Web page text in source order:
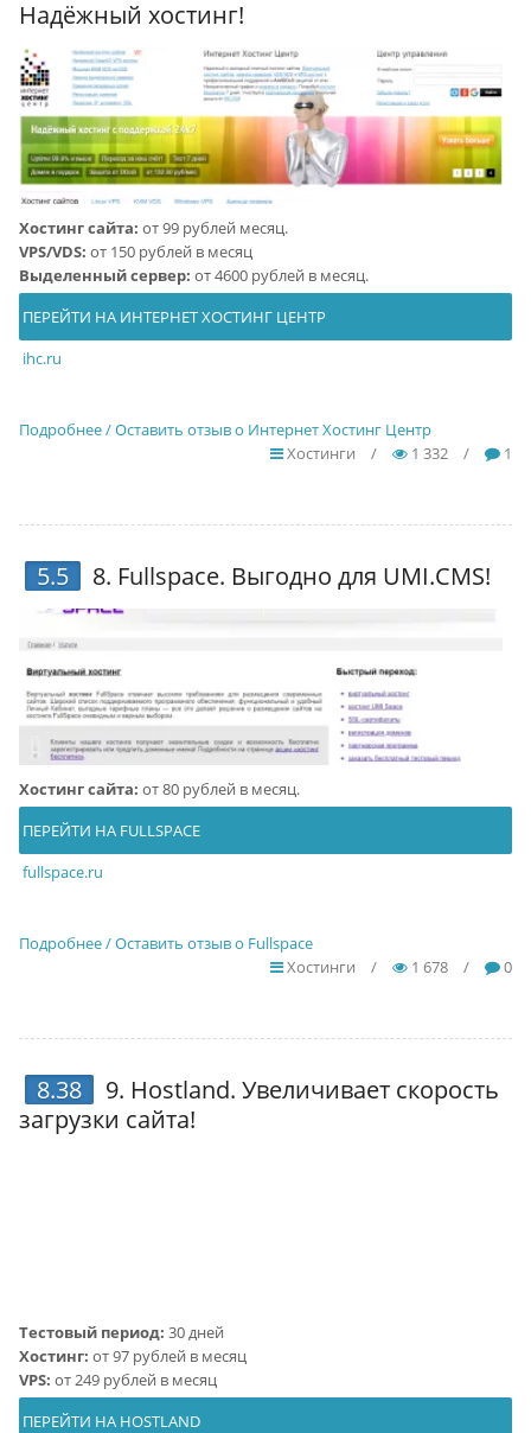
Надёжный хостинг!
Хостинг сайта: от 99 рублей месяц.
VPS/VDS: от 150 рублей в месяц
Выделенный сервер: от 4600 рублей в месяц.
ПЕРЕЙТИ НА ИНТЕРНЕТ ХОСТИНГ ЦЕНТР
ihc.ru
Подробнее / Оставить отзыв о Интернет Хостинг Центр
Хостинги
/ 1 332 / 1
5.5 8. Fullspace. Выгодно для UMI.CMS!
Хостинг сайта: от 80 рублей в месяц.
ПЕРЕЙТИ НА FULLSPACE
fullspace.ru
Подробнее / Оставить отзыв о Fullspace
Хостинги
/ 1 678 / 0
8.38 9. Hostland. Увеличивает скорость
загрузки сайта!
Тестовый период: 30 дней
Хостинг: от 97 рублей в месяц
VPS: от 249 рублей в месяц
ПЕРЕЙТИ НА HOSTLAND